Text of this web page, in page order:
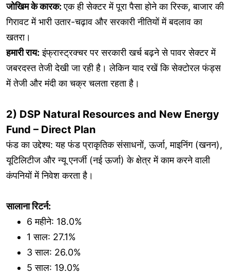
जोखिम के कारक:एक ही सेक्टर में पूरा पैसा होने का रिस्क, बाजार की
गिरावट में भारी उतार-चढ़ाव और सरकारी नीतियों में बदलाव का
खतरा।
हमारी राय: इंफ्रास्ट्रक्चर पर सरकारी खर्च बढ़ने से पावर सेक्टर में
जबरदस्त तेजी देखी जा रही है। लेकिन याद रखें कि सेक्टोरल फंड्स
में तेजी और मंदी का चक्र चलता रहता है।
2) DSP Natural Resources and New Energy
Fund – Direct Plan
फंड का उद्देश्य: यह फंड प्राकृतिक संसाधनों, ऊर्जा, माइनिंग (खनन),
यूटिलिटीज और न्यू एनर्जी (नई ऊर्जा) के क्षेत्र में काम करने वाली
कंपनियों में निवेश करता है।
सालाना रिटर्न:
6 महीने: 18.0%
1 साल: 27.1%
3 साल: 26.0%
5 साल: 19.0%